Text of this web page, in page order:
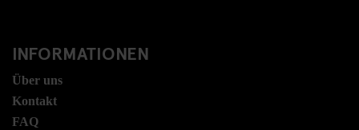
INFORMATIONEN
Über uns
Kontakt
FAQ